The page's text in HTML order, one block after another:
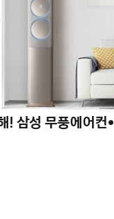
! 삼성 무풍에어컨•